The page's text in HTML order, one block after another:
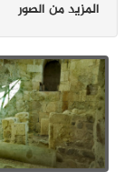
المزيد من الصور